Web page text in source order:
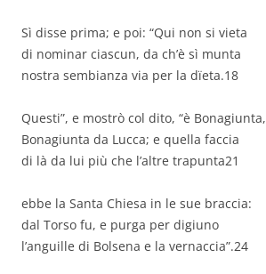
Sì disse prima; e poi: “Qui non si vieta
di nominar ciascun, da ch’è sì munta
nostra sembianza via per la dïeta.18
Questi”, e mostrò col dito, “è Bonagiunta,
Bonagiunta da Lucca; e quella faccia
di là da lui più che l’altre trapunta21
ebbe la Santa Chiesa in le sue braccia:
dal Torso fu, e purga per digiuno
l’anguille di Bolsena e la vernaccia”.24